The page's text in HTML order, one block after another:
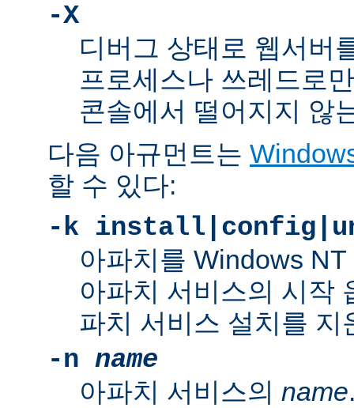
-X
디버그 상태로 웹서버
프로세스나 쓰레드로
콘솔에서 떨어지지 않
다음 아규먼트는
할 수 있다:
-k
아파치를 Windows
아파치 서비스의 시작
파치 서비스 설치를 지
-n name
아파치 서비스의 name